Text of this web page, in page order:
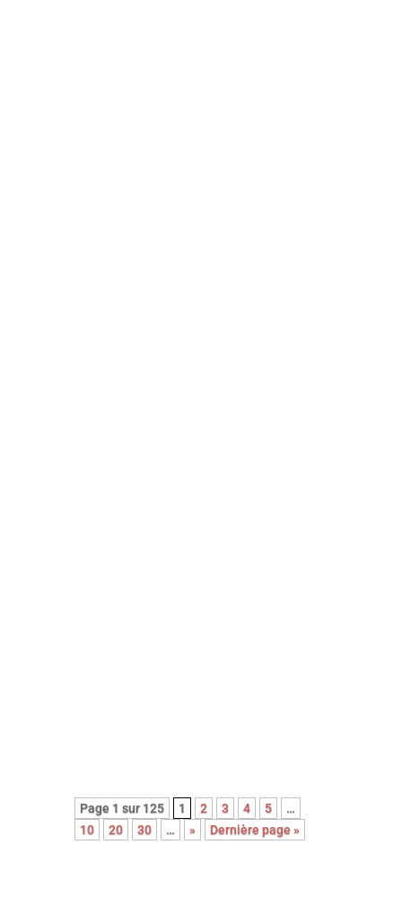
Page 1 sur 125 1 2 3 4 5
…
10
20 30 … » Dernière page »